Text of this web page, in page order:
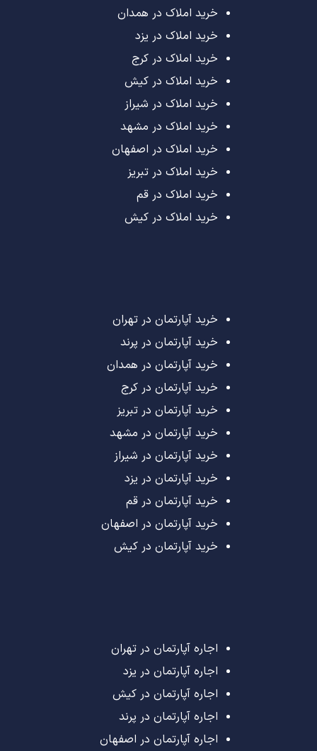
خرید املاک در همدان
خرید املاک در یزد
خرید املاک در کرج
خرید املاک در کیش
خرید املاک در شیراز
خرید املاک در مشهد
خرید املاک در اصفهان
خرید املاک در تبریز
خرید املاک در قم
خرید املاک در کیش
خرید آپارتمان در تهران
خرید آپارتمان در پرند
خرید آپارتمان در همدان
خرید آپارتمان در کرج
خرید آپارتمان در تبریز
خرید آپارتمان در مشهد
خرید آپارتمان در شیراز
خرید آپارتمان در یزد
خرید آپارتمان در قم
خرید آپارتمان در اصفهان
خرید آپارتمان در کیش
اجاره آپارتمان در تهران
اجاره آپارتمان در یزد
اجاره آپارتمان در کیش
اجاره آپارتمان در پرند
اجاره آپارتمان در اصفهان